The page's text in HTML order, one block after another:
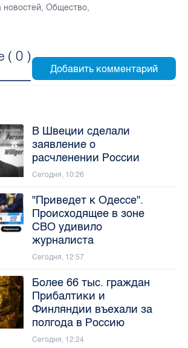
новостей, Общество,
( 0 )
В Швеции сделали
заявление о
расчленении России
Сегодня, 10:26
"Приведет к Одессе".
Происходящее в зоне
СВО удивило
журналиста
Сегодня, 12:57
Более 66 тыс. граждан
Прибалтики и
Финляндии въехали за
полгода в Россию
Сегодня, 12:24